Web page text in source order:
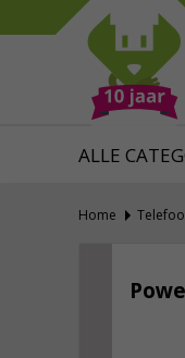
ALLE
Mollen
Slakken
Katten
Alles tegen
Home